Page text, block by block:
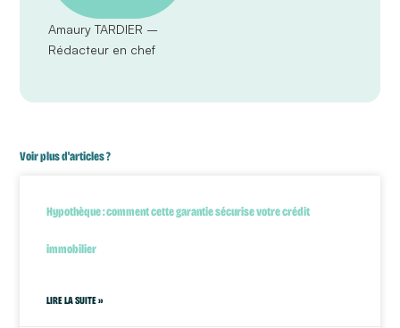
Amaury TARDIER –
Rédacteur en chef
Voir plus d'articles ?
Hypothèque : comment cette garantie sécurise votre crédit
immobilier
LIRE LA SUITE »